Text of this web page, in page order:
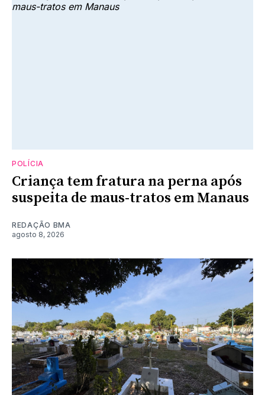
POLÍCIA
Criança tem fratura na perna após
suspeita de maus-tratos em Manaus
REDAÇÃO BMA
agosto 8, 2026